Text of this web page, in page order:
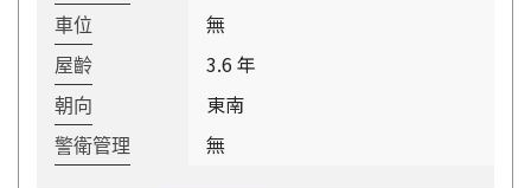
車位 無
屋齡 3.6 年
朝向 東南
警衛管理 無